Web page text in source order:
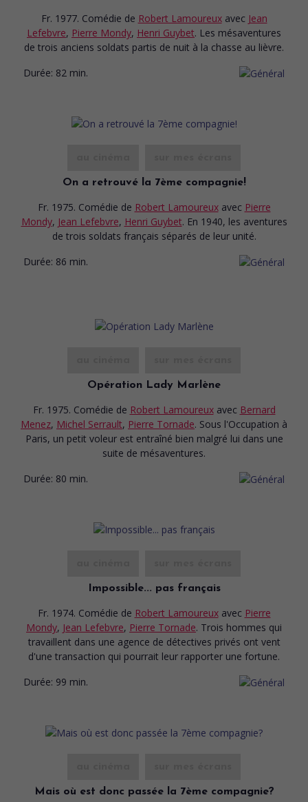
Fr. 1977. Comédie de Robert Lamoureux avec Jean
Lefebvre, Pierre Mondy, Henri Guybet. Les mésaventures
de trois anciens soldats partis de nuit à la chasse au lièvre.
Durée: 82 min.
On a retrouvé la 7ème compagnie!
Fr. 1975. Comédie de Robert Lamoureux avec Pierre
Mondy, Jean Lefebvre, Henri Guybet. En 1940, les aventures
de trois soldats français séparés de leur unité.
Durée: 86 min.
Opération Lady Marlène
Fr. 1975. Comédie de Robert Lamoureux avec Bernard
Menez, Michel Serrault, Pierre Tornade. Sous l'Occupation à
Paris, un petit voleur est entraîné bien malgré lui dans une
suite de mésaventures.
Durée: 80 min.
Impossible... pas français
Fr. 1974. Comédie de Robert Lamoureux avec Pierre
Mondy, Jean Lefebvre, Pierre Tornade. Trois hommes qui
travaillent dans une agence de détectives privés ont vent
d'une transaction qui pourrait leur rapporter une fortune.
Durée: 99 min.
Mais où est donc passée la 7ème compagnie?